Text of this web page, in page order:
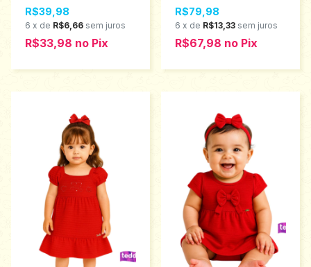
1000973
R$39,98
6 x de R$6,66 sem juros
R$33,98 no Pix
1001219
R$79,98
6 x de R$13,33 sem juros
R$67,98 no Pix